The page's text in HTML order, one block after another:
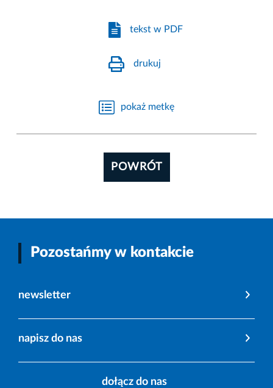
tekst w PDF
drukuj
pokaż metkę
POWRÓT
Pozostańmy w kontakcie
newsletter
napisz do nas
dołącz do nas